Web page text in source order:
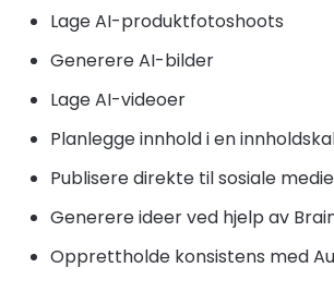
Lage AI-produktfotoshoots
Generere AI-bilder
Lage AI-videoer
Planlegge innhold i en
Publisere direkte til sosiale
Generere ideer ved hjelp av
Opprettholde konsistens med